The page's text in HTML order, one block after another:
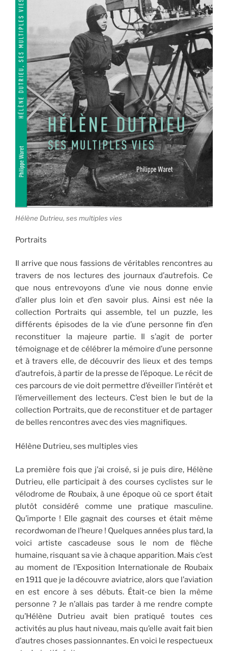
Hélène Dutrieu, ses multiples vies
Portraits
Il arrive que nous fassions de véritables rencontres au
travers de nos lectures des journaux d’autrefois. Ce
que nous entrevoyons d’une vie nous donne envie
d’aller plus loin et d’en savoir plus. Ainsi est née la
collection Portraits qui assemble, tel un puzzle, les
différents épisodes de la vie d’une personne fin d’en
reconstituer la majeure partie. Il s’agit de porter
témoignage et de célébrer la mémoire d’une personne
et à travers elle, de découvrir des lieux et des temps
d’autrefois, à partir de la presse de l’époque. Le récit de
ces parcours de vie doit permettre d’éveiller l’intérêt et
l’émerveillement des lecteurs. C’est bien le but de la
collection Portraits, que de reconstituer et de partager
de belles rencontres avec des vies magnifiques.
Hélène Dutrieu, ses multiples vies
La première fois que j’ai croisé, si je puis dire, Hélène
Dutrieu, elle participait à des courses cyclistes sur le
vélodrome de Roubaix, à une époque où ce sport était
plutôt considéré comme une pratique masculine.
Qu’importe ! Elle gagnait des courses et était même
recordwoman de l’heure ! Quelques années plus tard, la
voici artiste cascadeuse sous le nom de flèche
humaine, risquant sa vie à chaque apparition. Mais c’est
au moment de l’Exposition Internationale de Roubaix
en 1911 que je la découvre aviatrice, alors que l’aviation
en est encore à ses débuts. Était-ce bien la même
personne ? Je n’allais pas tarder à me rendre compte
qu’Hélène Dutrieu avait bien pratiqué toutes ces
activités au plus haut niveau, mais qu’elle avait fait bien
d’autres choses passionnantes. En voici le respectueux